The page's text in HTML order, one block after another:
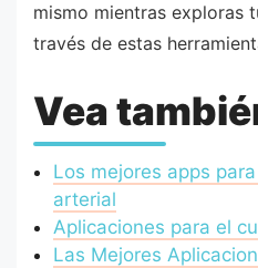
mismo mientras exploras
través de estas
Vea
Los mejores apps
arterial
Aplicaciones para el
Las Mejores